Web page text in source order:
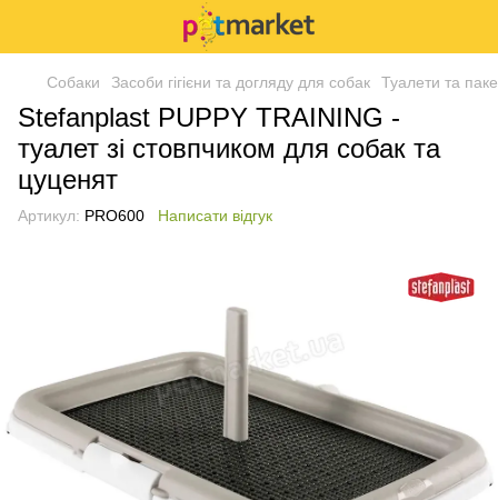
Собаки Засоби гігієни та догляду для собак Туалети та
Stefanplast PUPPY TRAINING -
туалет зі стовпчиком для собак та
цуценят
Артикул: PRO600 Написати відгук